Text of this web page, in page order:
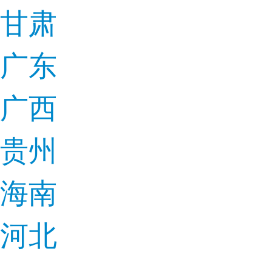
甘肃
广东
广西
贵州
海南
河北